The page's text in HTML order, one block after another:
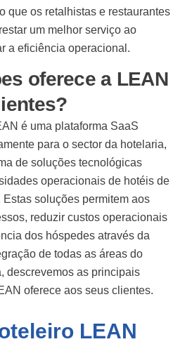
que os retalhistas e restaurantes
um melhor serviço ao
a eficiência operacional.
oferece a LEAN
é uma plataforma SaaS
para o sector da hotelaria,
de soluções tecnológicas
operacionais de hotéis de
soluções permitem aos
reduzir custos operacionais
dos hóspedes através da
de todas as áreas do
descrevemos as principais
oferece aos seus clientes.
LEAN